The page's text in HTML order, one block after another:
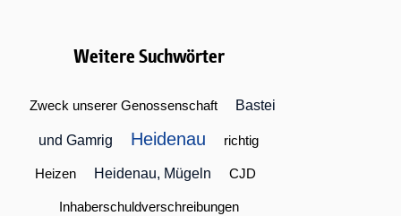
Weitere Suchwörter
Zweck unserer Genossenschaft Bastei
und Gamrig Heidenau richtig
Heizen Heidenau, Mügeln CJD
Inhaberschuldverschreibungen